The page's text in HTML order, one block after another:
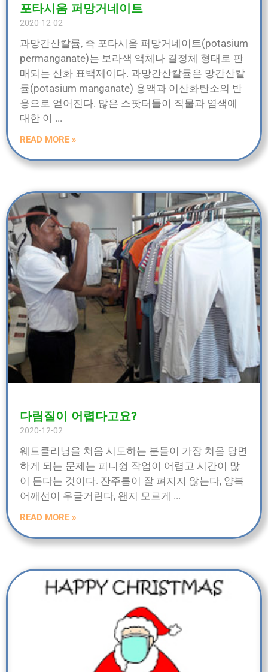
포타시움 퍼망거네이트
2020-12-02
과망간산칼륨, 즉 포타시움 퍼망거네이트(potasium
permanganate)는 보라색 액체나 결정체 형태로 판
매되는 산화 표백제이다. 과망간산칼륨은 망간산칼
륨(potasium manganate) 용액과 이산화탄소의 반
응으로 얻어진다. 많은 스팟터들이 직물과 염색에
대한 이
READ MORE »
다림질이 어렵다고요?
2020-12-02
웨트클리닝을 처음 시도하는 분들이 가장 처음 당면
하게 되는 문제는 피니슁 작업이 어렵고 시간이 많
이 든다는 것이다. 잔주름이 잘 펴지지 않는다, 양복
어깨선이 우글거린다, 왠지 모르게
READ MORE »